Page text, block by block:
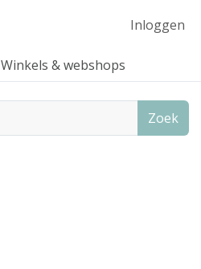
Inloggen
Winkels & webshops
Zoek